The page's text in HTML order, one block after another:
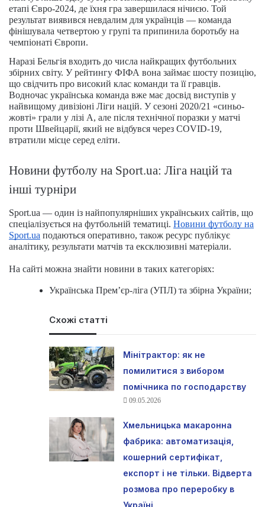
етапі Євро-2024, де їхня гра завершилася нічиєю. Той
результат виявився невдалим для українців — команда
фінішувала четвертою у групі та припинила боротьбу на
чемпіонаті Європи.
Наразі Бельгія входить до числа найкращих футбольних
збірних світу. У рейтингу ФІФА вона займає шосту позицію,
що свідчить про високий клас команди та її гравців.
Водночас українська команда вже має досвід виступів у
найвищому дивізіоні Ліги націй. У сезоні 2020/21 «синьо-
жовті» грали у лізі A, але після технічної поразки у матчі
проти Швейцарії, який не відбувся через COVID-19,
втратили місце серед еліти.
Новини футболу на Sport.ua: Ліга націй та
інші турніри
Sport.ua — один із найпопулярніших українських сайтів, що
спеціалізується на футбольній тематиці. Новини футболу на
Sport.ua подаються оперативно, також ресурс публікує
аналітику, результати матчів та ексклюзивні матеріали.
На сайті можна знайти новини в таких категоріях:
Українська Прем’єр-ліга (УПЛ) та збірна України;
Схожі статті
Мінітрактор: як не
помилитися з вибором
помічника по господарству
09.05.2026
Хмельницька макаронна
фабрика: автоматизація,
кошерний сертифікат,
експорт і не тільки. Відверта
розмова про переробку в
Україні